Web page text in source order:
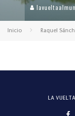
Inicio Raquel
LA